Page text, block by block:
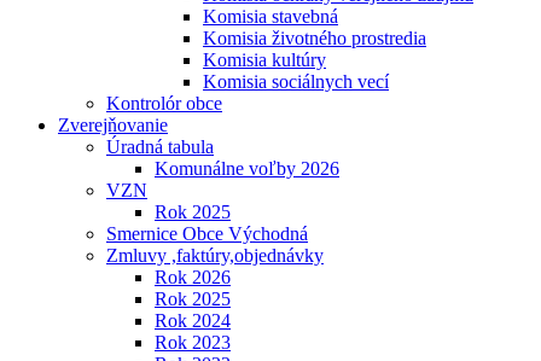
Komisia stavebná
Komisia životného prostredia
Komisia kultúry
Komisia sociálnych vecí
Kontrolór obce
Zverejňovanie
Úradná tabula
Komunálne voľby 2026
VZN
Rok 2025
Smernice Obce Východná
Zmluvy ,faktúry,objednávky
Rok 2026
Rok 2025
Rok 2024
Rok 2023